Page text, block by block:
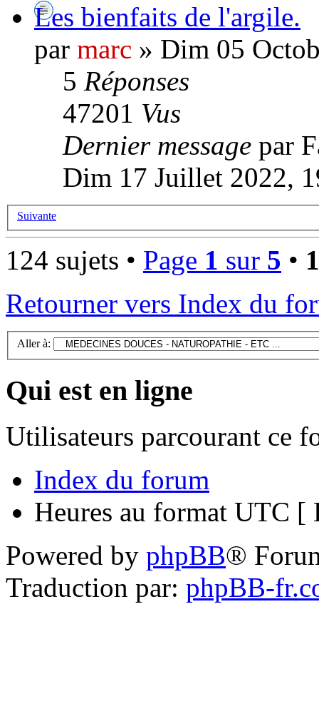
Les bienfaits de l'argile.
par marc » Dim 05
5 Réponses
47201 Vus
Dernier message par
Dim 17 Juillet 2022,
Suivante
124 sujets • Page 1 sur 5 • 1
Retourner vers Index du
Aller à:
Qui est en ligne
Utilisateurs parcourant ce
Index du forum
Heures au format UTC [
Powered by phpBB®
Traduction par: phpBB-